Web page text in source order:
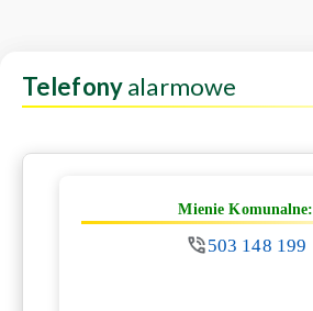
Telefonyalarmowe
Mienie Komunalne:
503 148 199